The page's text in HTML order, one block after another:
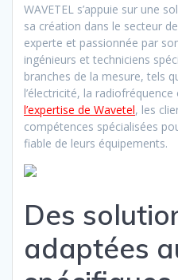
WAVETEL s’appuie sur une
sa création dans le secteur
experte et passionnée par
ingénieurs et techniciens
branches de la mesure, tels
l’électricité, la
l’expertise de Wavetel, les
compétences spécialisées
fiable de leurs équipements.
Des
adaptées